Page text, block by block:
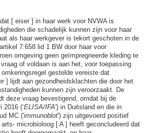
[ eiser ] in haar werk voor NVWA is
die schadelijk kunnen zijn voor haar
als haar werkgever is tekort geschoten in de
7:658 lid 1 BW door haar voor
omgeving geen geïmpregneerde kleding te
of voldaan is aan het, voor toepassing
gestelde vereiste dat
] lijdt aan gezondheidsklachten die door het
kunnen zijn veroorzaakt. De
deze vraag bevestigend, omdat bij de
2016 (‘ELISA/IFA') in Duitsland en die in
MC ('immunoblot') zijn uitgevoerd positief
microbioloog [ A ] heeft geconcludeerd dat